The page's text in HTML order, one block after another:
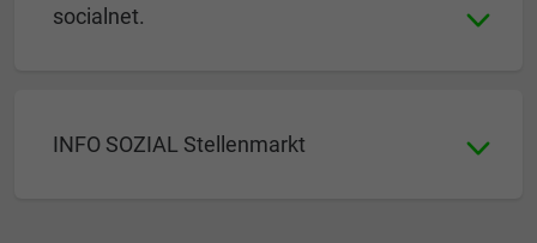
socialnet.
INFO SOZIAL Stellenmarkt